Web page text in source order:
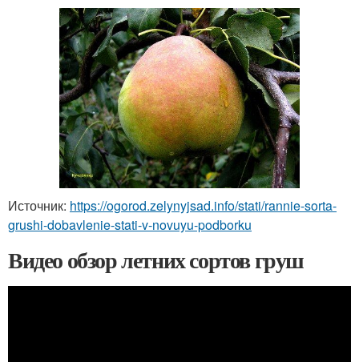
Источник: https://ogorod.zelynyjsad.info/stati/rannie-sorta-
grushi-dobavlenie-stati-v-novuyu-podborku
Видео обзор летних сортов груш